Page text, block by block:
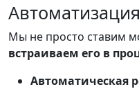
Мы не просто ставим
встраиваем его в
Автоматическая